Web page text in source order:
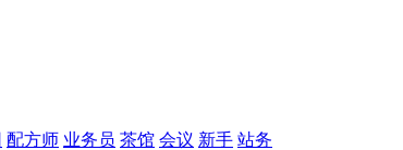
配方师 业务员 茶馆 会议 新手 站务